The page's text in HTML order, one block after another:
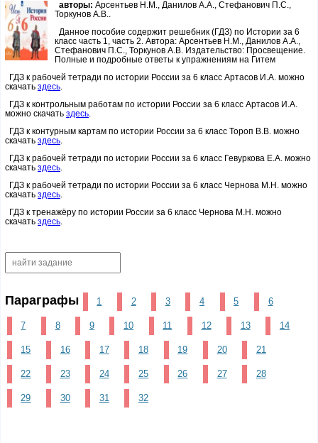
авторы: Арсентьев Н.М., Данилов А.А., Стефанович П.С.,
Торкунов А.В..
Данное пособие содержит решебник (ГДЗ) по Истории за 6
класс часть 1, часть 2. Автора: Арсентьев Н.М., Данилов А.А.,
Стефанович П.С., Торкунов А.В. Издательство: Просвещение.
Полные и подробные ответы к упражнениям на Гитем
ГДЗ к рабочей тетради по истории России за 6 класс Артасов И.А. можно
скачать здесь
ГДЗ к контрольным работам по истории России за 6 класс Артасов И.А.
можно скачать здесь
ГДЗ к контурным картам по истории России за 6 класс Тороп В.В. можно
скачать здесь
ГДЗ к рабочей тетради по истории России за 6 класс Гевуркова Е.А. можно
скачать здесь
ГДЗ к рабочей тетради по истории России за 6 класс Чернова М.Н. можно
скачать здесь
ГДЗ к тренажёру по истории России за 6 класс Чернова М.Н. можно
скачать здесь
Параграфы 1 2 3 4 5 6
7 8 9 10 11 12 13 14
15 16 17 18 19 20 21
22 23 24 25 26 27 28
29 30 31 32